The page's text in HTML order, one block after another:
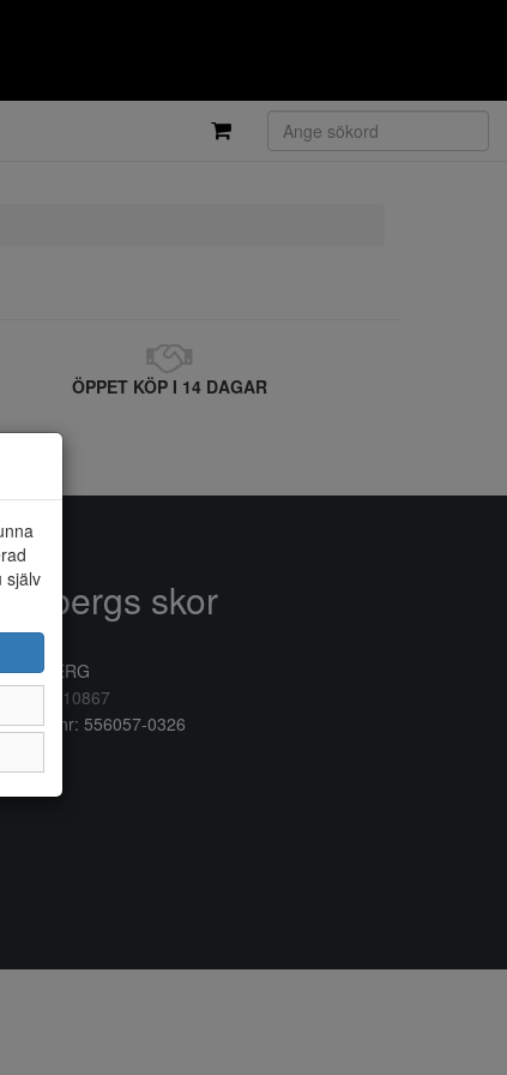
ÖPPET KÖP I 14 DAGAR
själv
skor
VARBERG
0340/10867
556057-0326